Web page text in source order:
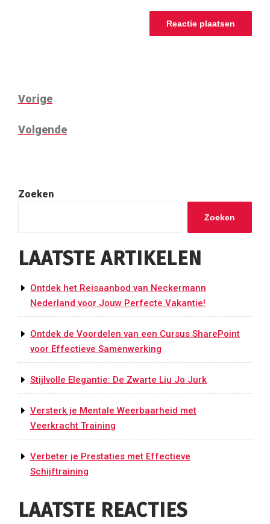
BERICHT
NAVIGATIE
Vorig
Vorige
Volgend
Volgende
Zoeken
Zoeken
LAATSTE ARTIKELEN
Ontdek het Reisaanbod van Neckermann
Nederland voor Jouw Perfecte Vakantie!
Ontdek de Voordelen van een Cursus SharePoint
voor Effectieve Samenwerking
Stijlvolle Elegantie: De Zwarte Liu Jo Jurk
Versterk je Mentale Weerbaarheid met
Veerkracht Training
Verbeter je Prestaties met Effectieve
Schijftraining
LAATSTE REACTIES